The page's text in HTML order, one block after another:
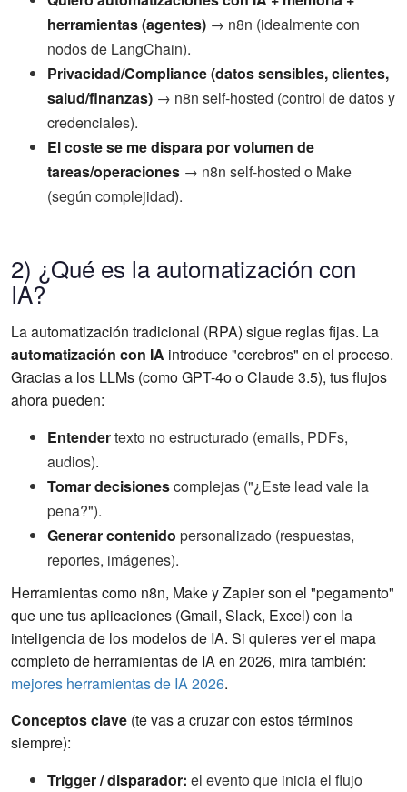
herramientas (agentes) → n8n (idealmente con
nodos de LangChain).
Privacidad/Compliance (datos sensibles, clientes,
salud/finanzas) → n8n self-hosted (control de datos y
credenciales).
El coste se me dispara por volumen de
tareas/operaciones → n8n self-hosted o Make
(según complejidad).
2) ¿Qué es la automatización con
IA?
La automatización tradicional (RPA) sigue reglas fijas. La
automatización con IA introduce "cerebros" en el proceso.
Gracias a los LLMs (como GPT-4o o Claude 3.5), tus flujos
ahora pueden:
Entendertexto no estructurado (emails, PDFs,
audios).
Tomar decisionescomplejas ("¿Este lead vale la
pena?").
Generar contenido personalizado (respuestas,
reportes, imágenes).
Herramientas como n8n, Make y Zapier son el "pegamento"
que une tus aplicaciones (Gmail, Slack, Excel) con la
inteligencia de los modelos de IA. Si quieres ver el mapa
completo de herramientas de IA en 2026, mira también:
mejores herramientas de IA 2026.
Conceptos clave (te vas a cruzar con estos términos
siempre):
Trigger / disparador: el evento que inicia el flujo